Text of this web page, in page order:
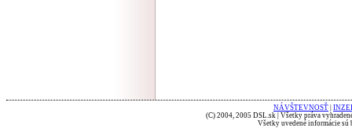
NÁVŠTEVNOSŤ
(C) 2004, 2005 DSL.sk | Všetky práva
Všetky uvedené informácie sú